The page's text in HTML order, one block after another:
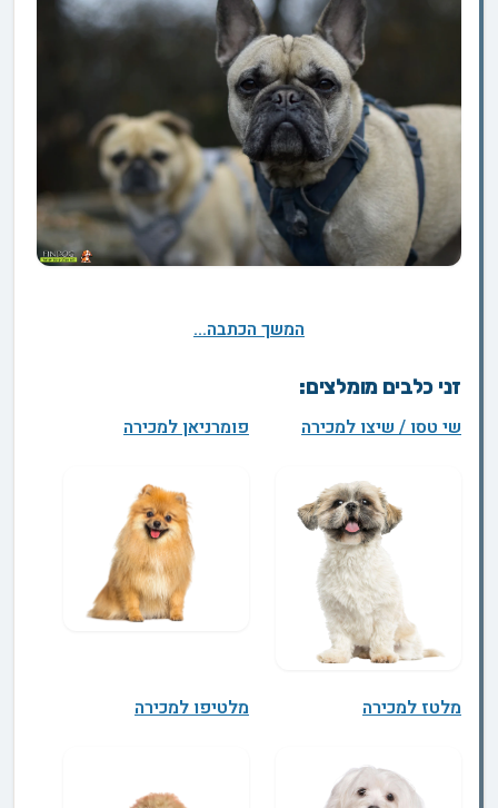
המשך הכתבה...
זני כלבים מומלצים:
שי טסו / שיצו למכירה פומרניאן למכירה
מלטז למכירה מלטיפו למכירה